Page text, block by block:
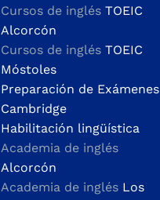
Cursos de inglés TOEIC
Alcorcón
Cursos de inglés TOEIC
Móstoles
Preparación de Exámenes
Cambridge
Habilitación lingüística
Academia de inglés
Alcorcón
Academia de inglés Los